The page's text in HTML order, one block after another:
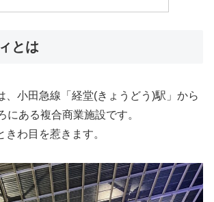
とは
、小田急線「経堂(きょうどう)駅」から
にある複合商業施設です。
きわ目を惹きます。